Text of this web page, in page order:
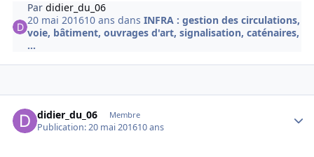
Pardidier_du_06
20 mai 201610 ans dansINFRA : gestion des circulations,
voie, bâtiment, ouvrages d'art, signalisation, caténaires,
...
didier_du_06 Membre
Publication:20 mai 201610 ans